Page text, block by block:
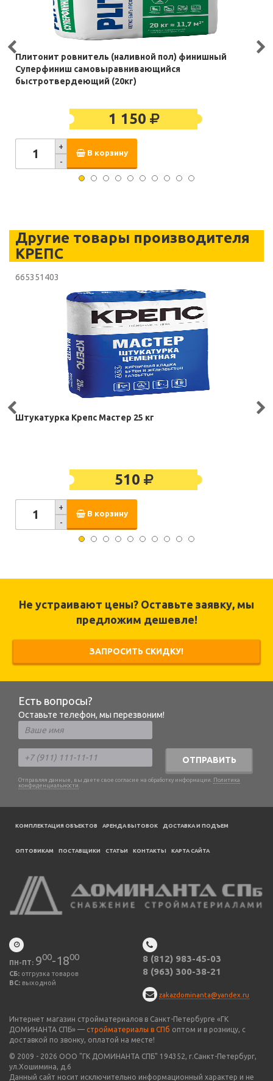
Плитонит ровнитель (наливной пол) финишный
Суперфиниш самовыравнивающийся
быстротвердеющий (20кг)
1 150
+
-
В корзину
Другие товары производителя
КРЕПС
665351403
Штукатурка Крепс Мастер 25 кг
510
+
-
В корзину
Не устраивают цены? Оставьте заявку, мы
предложим дешевле!
ЗАПРОСИТЬ СКИДКУ!
Есть вопросы?
Оставьте телефон, мы перезвоним!
ОТПРАВИТЬ
Отправляя данные, вы даете свое согласие на обработку информации. Политика
конфиденциальности .
КОМПЛЕКТАЦИЯ ОБЪЕКТОВ АРЕНДА БЫТОВОК ДОСТАВКА И ПОДЪЕМ
ОПТОВИКАМ ПОСТАВЩИКИ CТАТЬИ КОНТАКТЫ КАРТА САЙТА
ПН-ПТ: 900-1800
СБ: отгрузка товаров
ВС: выходной
8 (812) 983-45-03
8 (963) 300-38-21
zakazdominanta@yandex.ru
Интернет магазин стройматериалов в Санкт-Петербурге «ГК
ДОМИНАНТА СПБ» — стройматериалы в СПб оптом и в розницу, с
доставкой по звонку, оплатой на месте!
© 2009 - 2026 ООО "ГК ДОМИНАНТА СПБ" 194352, г.Санкт-Петербург,
ул.Хошимина, д.6
Данный сайт носит исключительно информационный характер и не